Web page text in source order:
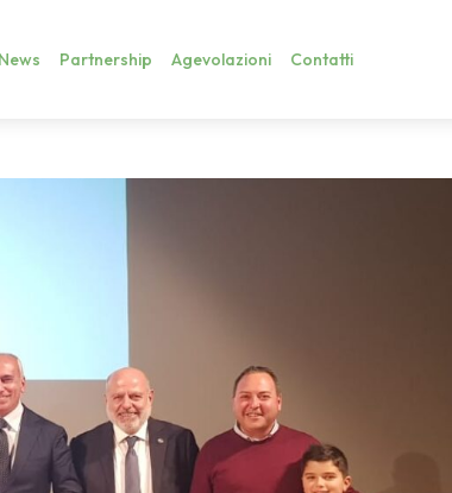
News Partnership Agevolazioni Contatti